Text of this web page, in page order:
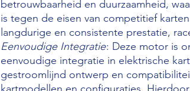
betrouwbaarheid en duurzaamheid,
is tegen de eisen van competitief
langdurige en consistente prestatie,
Eenvoudige Integratie: Deze motor is
eenvoudige integratie in elektrische
gestroomlijnd ontwerp en